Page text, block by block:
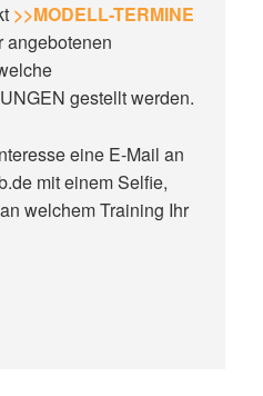
>>MODELL-TERMINE
angebotenen
gestellt werden.
eine E-Mail an
mit einem Selfie,
welchem Training Ihr